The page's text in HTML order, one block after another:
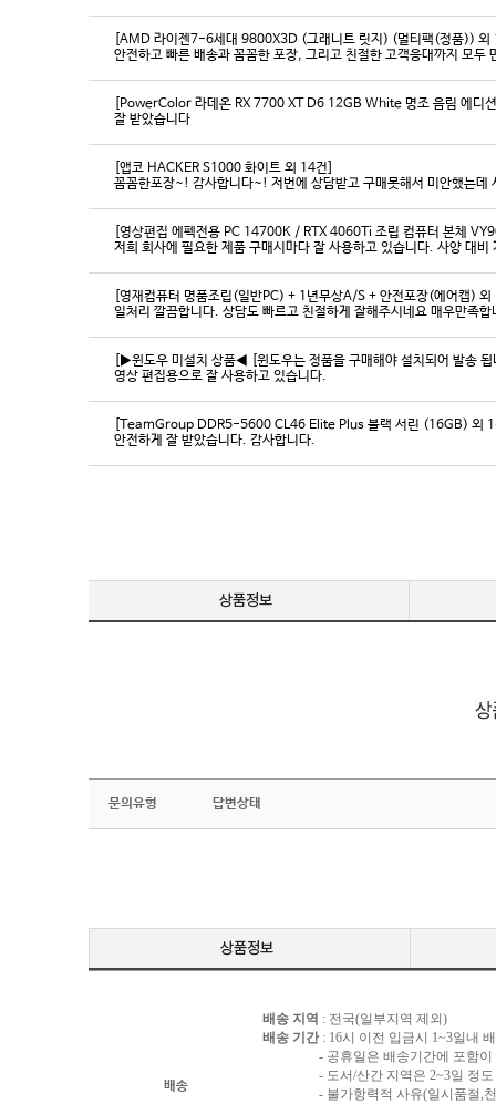
[AMD 라이젠7-6세대 9800X3D (그래니트 릿지) (멀티팩(정품)) 외
[PowerColor 라데온 RX 7700 XT D6 12GB White 명조 음림 에디
잘 받았습니다
[앱코 HACKER S1000 화이트 외 14건]
꼼꼼한포장~! 감사합니다~! 저번에 상담받고 구매못해서 미안했는
[영상편집 에펙전용 PC 14700K / RTX 4060Ti 조립 컴퓨터 본체
[영재컴퓨터 명품조립(일반PC) + 1년무상A/S + 안전포장(에어캡)
일처리 깔끔합니다. 상담도 빠르고 친절하게 잘해주시네요 매우만족
[▶윈도우 미설치 상품◀ [윈도우는 정품을 구매해야 설치되어 발송
영상 편집용으로 잘 사용하고 있습니다.
[TeamGroup DDR5-5600 CL46 Elite Plus 블랙 서린 (16GB) 외
안전하게 잘 받았습니다. 감사합니다.
문의유형 답변상태
배송
배송 지역 : 전국(일부지역 제외)
배송 기간 : 16시 이전 입금시 1~3일내
- 공휴일은 배송기간에 포함이
- 도서/산간 지역은 2~3일 정도
- 불가항력적 사유(일시품절,천재